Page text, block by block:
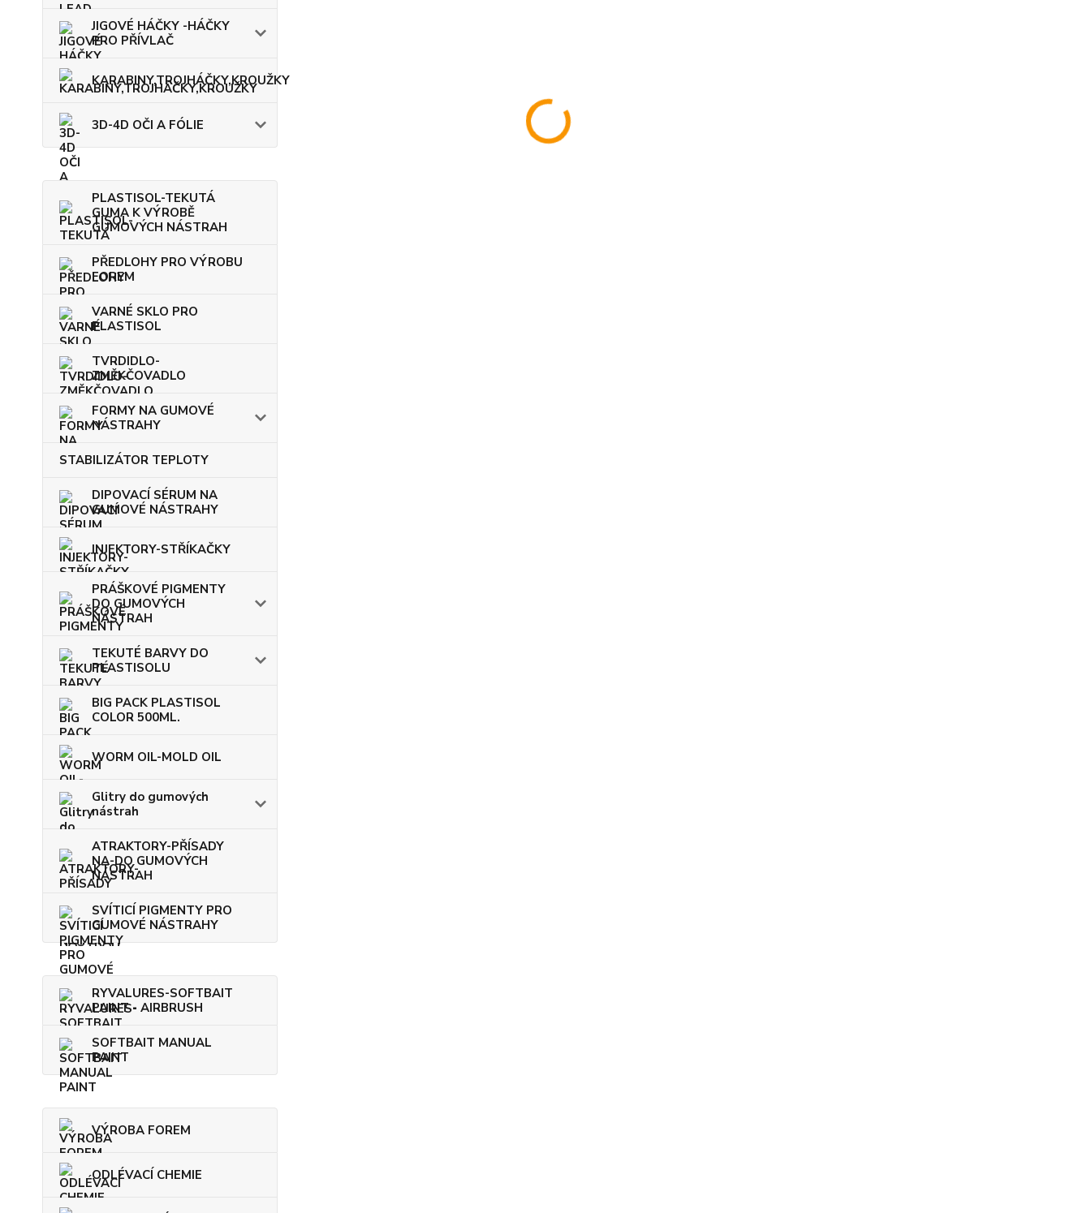
JIGOVÉ HÁČKY -HÁČKY
PRO PŘÍVLAČ
KARABINY,TROJHÁČKY,KROUŽKY
3D-4D OČI A FÓLIE
PLASTISOL-TEKUTÁ
GUMA K VÝROBĚ
GUMOVÝCH NÁSTRAH
PŘEDLOHY PRO VÝROBU
FOREM
VARNÉ SKLO PRO
PLASTISOL
TVRDIDLO-
ZMĚKČOVADLO
FORMY NA GUMOVÉ
NÁSTRAHY
STABILIZÁTOR TEPLOTY
DIPOVACÍ SÉRUM NA
GUMOVÉ NÁSTRAHY
INJEKTORY-STŘÍKAČKY
PRÁŠKOVÉ PIGMENTY
DO GUMOVÝCH
NÁSTRAH
TEKUTÉ BARVY DO
PLASTISOLU
BIG PACK PLASTISOL
COLOR 500ML.
WORM OIL-MOLD OIL
Glitry do gumových
nástrah
ATRAKTORY-PŘÍSADY
NA-DO GUMOVÝCH
NÁSTRAH
SVÍTICÍ PIGMENTY PRO
GUMOVÉ NÁSTRAHY
RYVALURES-SOFTBAIT
PAINT - AIRBRUSH
SOFTBAIT MANUAL
PAINT
VÝROBA FOREM
ODLÉVACÍ CHEMIE